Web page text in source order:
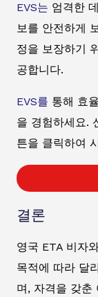
EVS는 엄격한
보를 안전하게
정을 보장하기
공합니다.
EVS를 통해 효
을 경험하세요.
튼을 클릭하여
결론
영국 ETA 비자
목적에 따라 달
며, 자격을 갖춘